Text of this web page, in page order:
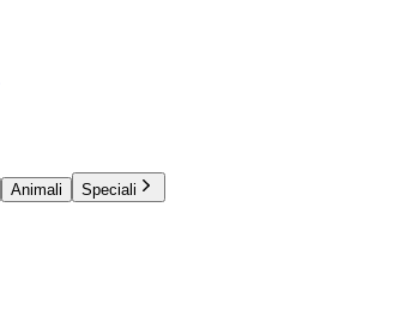
Animali
Speciali